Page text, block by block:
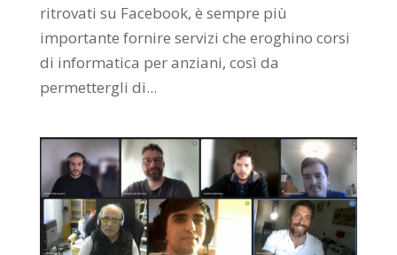
ritrovati su Facebook, è sempre più
importante fornire servizi che eroghino corsi
di informatica per anziani, così da
permettergli di...